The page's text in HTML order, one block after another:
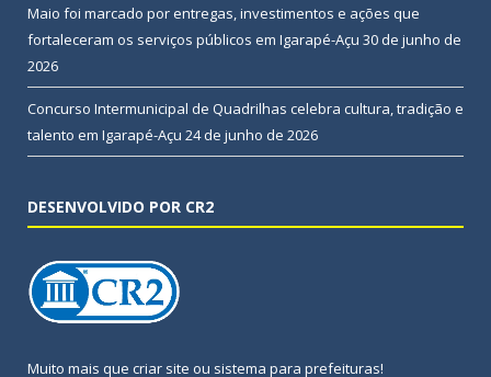
Maio foi marcado por entregas, investimentos e ações que
fortaleceram os serviços públicos em Igarapé-Açu 30 de junho de
2026
Concurso Intermunicipal de Quadrilhas celebra cultura, tradição e
talento em Igarapé-Açu 24 de junho de 2026
DESENVOLVIDO POR CR2
Muito mais que criar site ou sistema para prefeituras!